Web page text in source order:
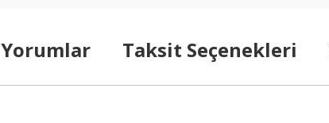
Yorumlar Taksit Seçenekleri